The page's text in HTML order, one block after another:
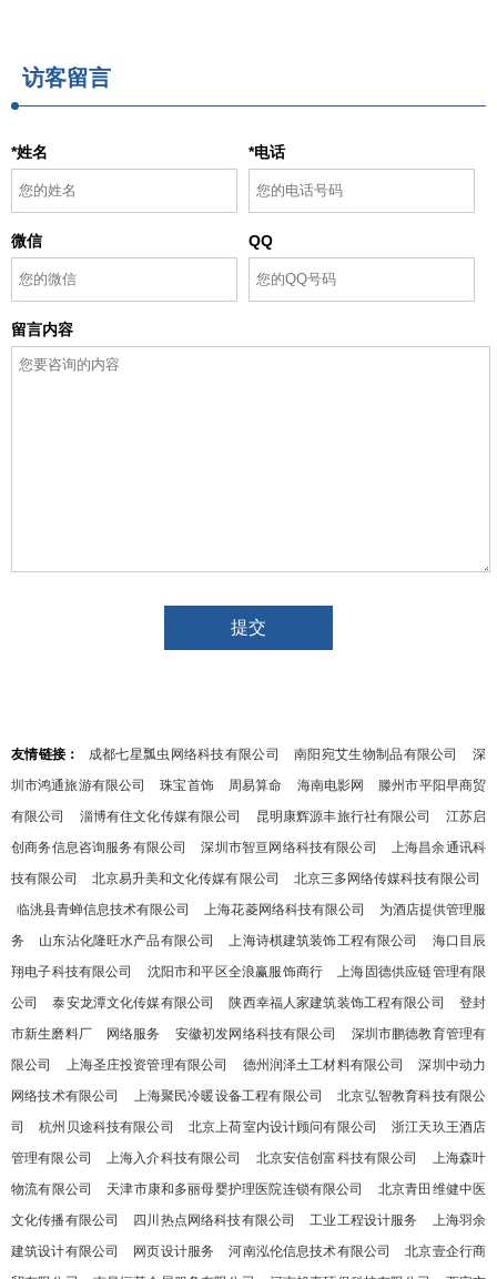
访客留言
*姓名 *电话
微信 QQ
留言内容
友情链接： 成都七星瓢虫网络科技有限公司 南阳宛艾生物制品有限公司
深
圳市鸿通旅游有限公司
珠宝首饰 周易算命 海南电影网
滕州市平阳早商贸
有限公司
淄博有住文化传媒有限公司 昆明康辉源丰旅行社有限公司
江苏启
创商务信息咨询服务有限公司
深圳市智亘网络科技有限公司
上海昌余通讯科
技有限公司
北京易升美和文化传媒有限公司
北京三多网络传媒科技有限公司
临洮县青蝉信息技术有限公司
上海花菱网络科技有限公司
为酒店提供管理服
务
山东沾化隆旺水产品有限公司 上海诗棋建筑装饰工程有限公司
海口目辰
翔电子科技有限公司
沈阳市和平区全浪赢服饰商行
上海固德供应链管理有限
公司
泰安龙潭文化传媒有限公司 陕西幸福人家建筑装饰工程有限公司
登封
市新生磨料厂
网络服务 安徽初发网络科技有限公司
深圳市鹏德教育管理有
限公司
上海圣庄投资管理有限公司 德州润泽土工材料有限公司
深圳中动力
网络技术有限公司
上海聚民冷暖设备工程有限公司
北京弘智教育科技有限公
司
杭州贝途科技有限公司 北京上荷室内设计顾问有限公司
浙江天玖王酒店
管理有限公司
上海入介科技有限公司 北京安信创富科技有限公司
上海森叶
物流有限公司
天津市康和多丽母婴护理医院连锁有限公司
北京青田维健中医
文化传播有限公司
四川热点网络科技有限公司 工业工程设计服务
上海羽余
建筑设计有限公司
网页设计服务 河南泓伦信息技术有限公司
北京壹企行商